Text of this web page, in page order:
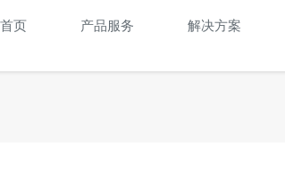
首页 产品服务 解决方案